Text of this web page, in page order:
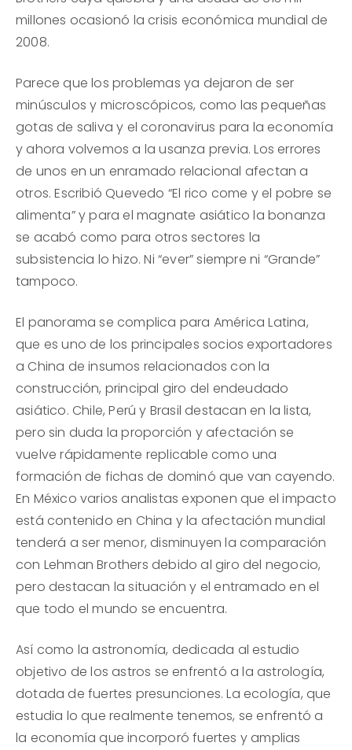
millones ocasionó la crisis económica mundial de
2008.
Parece que los problemas ya dejaron de ser
minúsculos y microscópicos, como las pequeñas
gotas de saliva y el coronavirus para la economía
y ahora volvemos a la usanza previa. Los errores
de unos en un enramado relacional afectan a
otros. Escribió Quevedo “El rico come y el pobre se
alimenta” y para el magnate asiático la bonanza
se acabó como para otros sectores la
subsistencia lo hizo. Ni “ever” siempre ni “Grande”
tampoco.
El panorama se complica para América Latina,
que es uno de los principales socios exportadores
a China de insumos relacionados con la
construcción, principal giro del endeudado
asiático. Chile, Perú y Brasil destacan en la lista,
pero sin duda la proporción y afectación se
vuelve rápidamente replicable como una
formación de fichas de dominó que van cayendo.
En México varios analistas exponen que el impacto
está contenido en China y la afectación mundial
tenderá a ser menor, disminuyen la comparación
con Lehman Brothers debido al giro del negocio,
pero destacan la situación y el entramado en el
que todo el mundo se encuentra.
Así como la astronomía, dedicada al estudio
objetivo de los astros se enfrentó a la astrología,
dotada de fuertes presunciones. La ecología, que
estudia lo que realmente tenemos, se enfrentó a
la economía que incorporó fuertes y amplias